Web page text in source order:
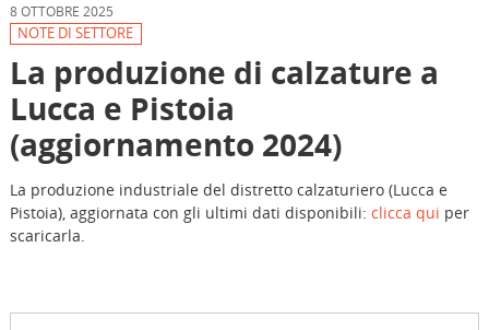
8 OTTOBRE 2025
NOTE DI SETTORE
La produzione di calzature a
Lucca e Pistoia
(aggiornamento 2024)
La produzione industriale del distretto calzaturiero (Lucca e
Pistoia), aggiornata con gli ultimi dati disponibili: clicca qui per
scaricarla.